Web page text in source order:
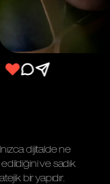
dijitalde ne
ve sadık
bir yapıdır.